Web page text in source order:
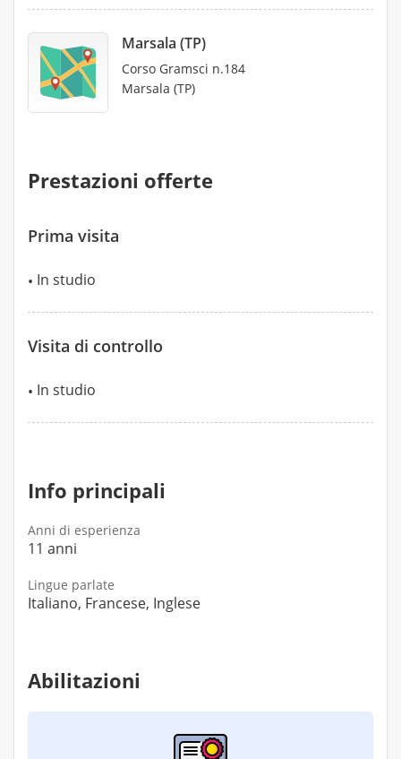
Marsala (TP)
Corso Gramsci n.184
Marsala (TP)
Prestazioni offerte
Prima visita
In studio
Visita di controllo
In studio
Info principali
Anni di esperienza
11 anni
Lingue parlate
Italiano, Francese, Inglese
Abilitazioni